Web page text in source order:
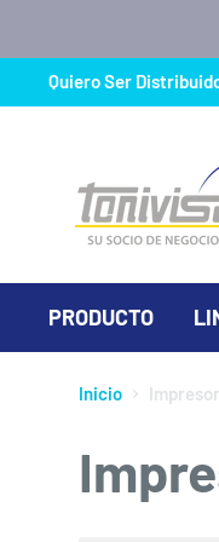
Quiero Ser
PRODUCTO
Inicio